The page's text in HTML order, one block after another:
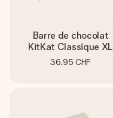
Barre de chocolat
KitKat Classique XL
36.95 CHF